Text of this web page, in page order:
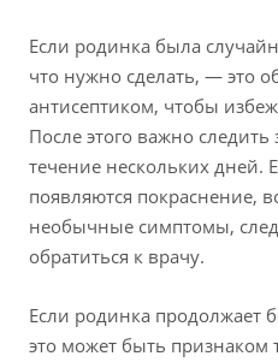
Если родинка была
что нужно сделать, — это
антисептиком, чтобы
После этого важно следить
течение нескольких дней.
появляются покраснение,
необычные симптомы,
обратиться к врачу.
Если родинка продолжает
это может быть признаком